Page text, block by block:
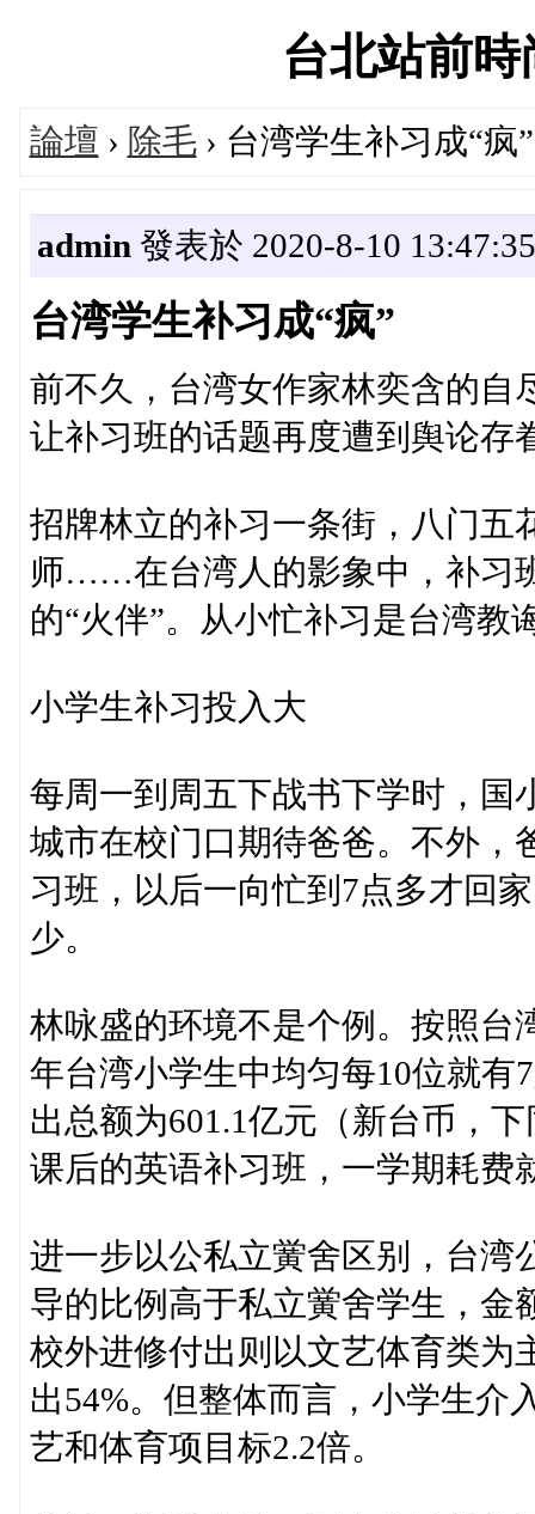
台北站前
論壇 › 除毛› 台湾学生补习成“疯”
admin 發表於 2020-8-10 13:47:35
台湾学生补习成“疯”
前不久，台湾女作家林奕含的自
让补习班的话题再度遭到舆论存
招牌林立的补习一条街，八门五
师……在台湾人的影象中，补习
的“火伴”。从小忙补习是台湾教
小学生补习投入大
每周一到周五下战书下学时，国
城市在校门口期待爸爸。不外，
习班，以后一向忙到7点多才回
少。
林咏盛的环境不是个例。按照台
年台湾小学生中均匀每10位就
出总额为601.1亿元（新台币，
课后的英语补习班，一学期耗费
进一步以公私立黉舍区别，台湾
导的比例高于私立黉舍学生，金
校外进修付出则以文艺体育类为
出54%。但整体而言，小学生介
艺和体育项目标2.2倍。